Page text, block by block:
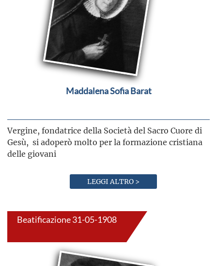
Maddalena Sofia Barat
Vergine, fondatrice della Società del Sacro Cuore di
Gesù, si adoperò molto per la formazione cristiana
delle giovani
LEGGI ALTRO >
Beatificazione 31-05-1908